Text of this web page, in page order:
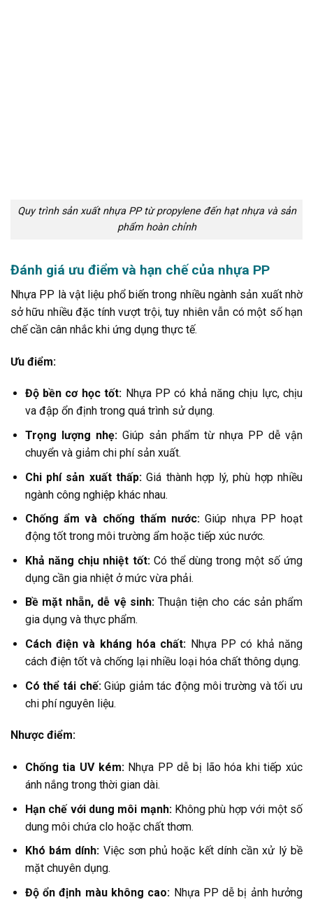
Quy trình sản xuất nhựa PP từ propylene đến hạt nhựa và sản
phẩm hoàn chỉnh
Đánh giá ưu điểm và hạn chế của nhựa PP
Nhựa PP là vật liệu phổ biến trong nhiều ngành sản xuất nhờ
sở hữu nhiều đặc tính vượt trội, tuy nhiên vẫn có một số hạn
chế cần cân nhắc khi ứng dụng thực tế.
Ưu điểm:
Độ bền cơ học tốt: Nhựa PP có khả năng chịu lực, chịu
va đập ổn định trong quá trình sử dụng.
Trọng lượng nhẹ:Giúp sản phẩm từ nhựa PP dễ vận
chuyển và giảm chi phí sản xuất.
Chi phí sản xuất thấp:Giá thành hợp lý, phù hợp nhiều
ngành công nghiệp khác nhau.
Chống ẩm và chống thấm nước: Giúp nhựa PP hoạt
động tốt trong môi trường ẩm hoặc tiếp xúc nước.
Khả năng chịu nhiệt tốt:Có thể dùng trong một số ứng
dụng cần gia nhiệt ở mức vừa phải.
Bề mặt nhẵn, dễ vệ sinh:Thuận tiện cho các sản phẩm
gia dụng và thực phẩm.
Cách điện và kháng hóa chất: Nhựa PP có khả năng
cách điện tốt và chống lại nhiều loại hóa chất thông dụng.
Có thể tái chế:Giúp giảm tác động môi trường và tối ưu
chi phí nguyên liệu.
Nhược điểm:
Chống tia UV kém:Nhựa PP dễ bị lão hóa khi tiếp xúc
ánh nắng trong thời gian dài.
Hạn chế với dung môi mạnh:Không phù hợp với một số
dung môi chứa clo hoặc chất thơm.
Khó bám dính: Việc sơn phủ hoặc kết dính cần xử lý bề
mặt chuyên dụng.
Độ ổn định màu không cao: Nhựa PP dễ bị ảnh hưởng